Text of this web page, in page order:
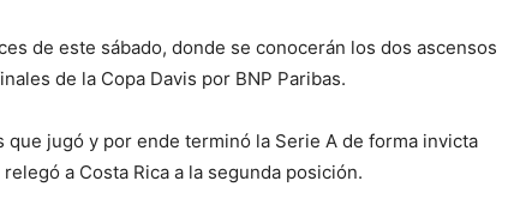
de este sábado, donde se conocerán los dos ascensos
de la Copa Davis por BNP Paribas.
jugó y por ende terminó la Serie A de forma invicta
a Costa Rica a la segunda posición.